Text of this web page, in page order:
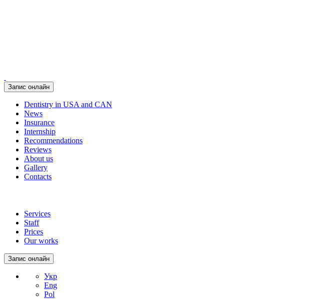
Запис онлайн
Dentistry in USA and CAN
News
Insurance
Internship
Recommendations
Reviews
About us
Gallery
Contacts
Services
Staff
Prices
Our works
Запис онлайн
Укр
Eng
Pol